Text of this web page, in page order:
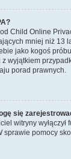
Child Online
mniej niż
jako kogoś
wyjątkiem
porad prawnych.
się
witryny
sprawie pomocy